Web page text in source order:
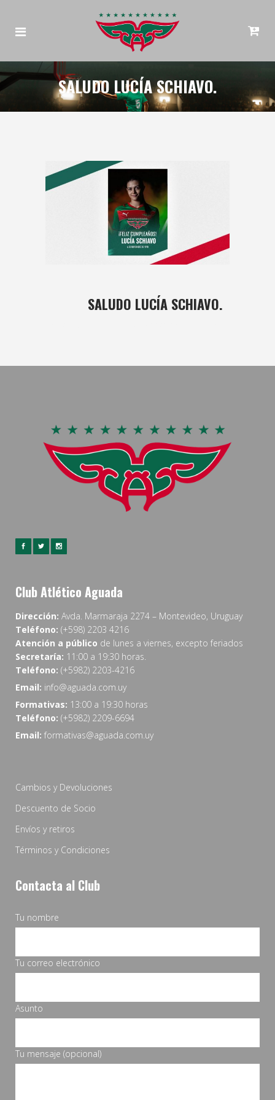
SALUDO LUCÍA SCHIAVO.
SALUDO LUCÍA SCHIAVO.
Club Atlético Aguada
Dirección: Avda. Marmaraja 2274 – Montevideo, Uruguay
Teléfono: (+598) 2203 4216
Atención a público de lunes a viernes, excepto feriados
Secretaría: 11:00 a 19:30 horas.
Teléfono: (+5982) 2203-4216
Email: info@aguada.com.uy
Formativas: 13:00 a 19:30 horas
Teléfono: (+5982) 2209-6694
Email: formativas@aguada.com.uy
Cambios y Devoluciones
Descuento de Socio
Envíos y retiros
Términos y Condiciones
Contacta al Club
Tu nombre
Tu correo electrónico
Asunto
Tu mensaje (opcional)